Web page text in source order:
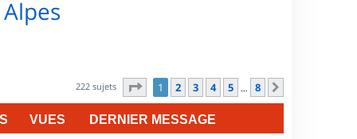
222 sujets Page sur8
1 2 3 4 5 … 8
VUES DERNIER MESSAGE